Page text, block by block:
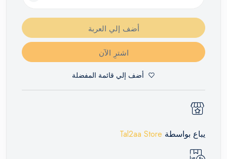
أضف إلي العربة
اشترِ الآن
أضف إلي قائمة المفضلة
يباع بواسطة Tal2aa Store